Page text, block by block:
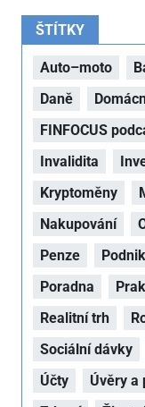
ŠTÍTKY
Auto–moto
Daně
FINFOCUS
Invalidita
Kryptoměny
Nakupování
Penze
Poradna
Realitní trh
Sociální dávky
Účty
Úvěry a